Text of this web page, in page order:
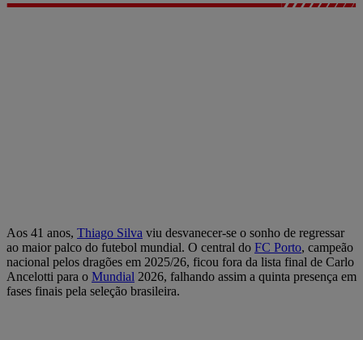
Aos 41 anos, Thiago Silva viu desvanecer-se o sonho de regressar
ao maior palco do futebol mundial. O central do FC Porto, campeão
nacional pelos dragões em 2025/26, ficou fora da lista final de Carlo
Ancelotti para o Mundial 2026, falhando assim a quinta presença em
fases finais pela seleção brasileira.